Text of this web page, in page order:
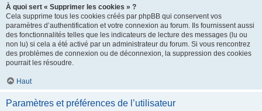
À quoi sert « Supprimer les cookies » ?
Cela supprime tous les cookies créés par phpBB qui conservent vos
paramètres d’authentification et votre connexion au forum. Ils fournissent aussi
des fonctionnalités telles que les indicateurs de lecture des messages (lu ou
non lu) si cela a été activé par un administrateur du forum. Si vous rencontrez
des problèmes de connexion ou de déconnexion, la suppression des cookies
pourrait les résoudre.
Haut
Paramètres et préférences de l’utilisateur